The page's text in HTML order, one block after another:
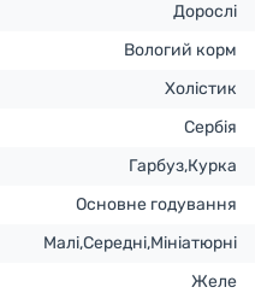
Дорослі
Вологий корм
Холістик
Сербія
Гарбуз,Курка
Основне годування
Малі,Середні,Мініатюрні
Желе